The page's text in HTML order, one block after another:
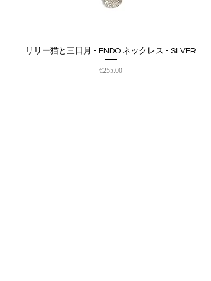
クイックビュー
リリー猫と三日月 - ENDO ネックレス - SILVER
価格
€255.00